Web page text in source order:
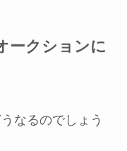
ークションに
なるのでしょう